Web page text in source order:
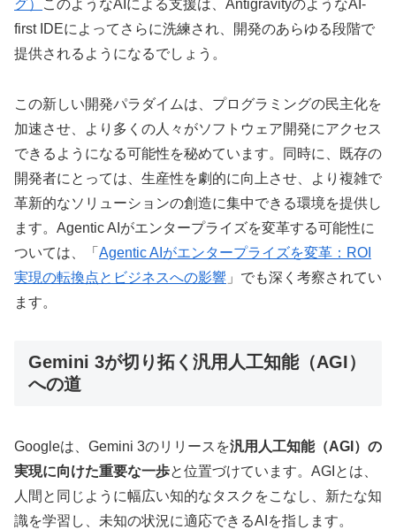
グ）
このようなAIによる支援は、AntigravityのようなAI-
first IDEによってさらに洗練され、開発のあらゆる段階で
提供されるようになるでしょう。
この新しい開発パラダイムは、プログラミングの民主化を
加速させ、より多くの人々がソフトウェア開発にアクセス
できるようになる可能性を秘めています。同時に、既存の
開発者にとっては、生産性を劇的に向上させ、より複雑で
革新的なソリューションの創造に集中できる環境を提供し
ます。Agentic AIがエンタープライズを変革する可能性に
ついては、「 Agentic AIがエンタープライズを変革：ROI
実現の転換点とビジネスへの影響 」でも深く考察されてい
ます。
Gemini 3が切り拓く汎用人工知能（AGI）
への道
Googleは、Gemini 3のリリースを汎用人工知能（AGI）の
実現に向けた重要な一歩と位置づけています。AGIとは、
人間と同じように幅広い知的なタスクをこなし、新たな知
識を学習し、未知の状況に適応できるAIを指します。